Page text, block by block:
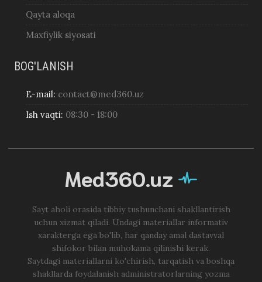
Med360.uz
Sayt aholi orasida tibbiy tushunchani shakllantirish
uchun xizmat qiladi. Undagi materiallar informativ
xarakterga ega bo'lib, har qanday amal dastavval
shifokor bilan muhokama qilinishi kerak.
Saytdagi materiallarni ko'chirish, tarqatish va boshqa
shakllarda foydalanish administratorlarning yozma
Qayta aloqa
Maxfiylik siyosati
BOG'LANISH
E-mail: contact@med360.uz
Ish vaqti: 08:30 - 18:00